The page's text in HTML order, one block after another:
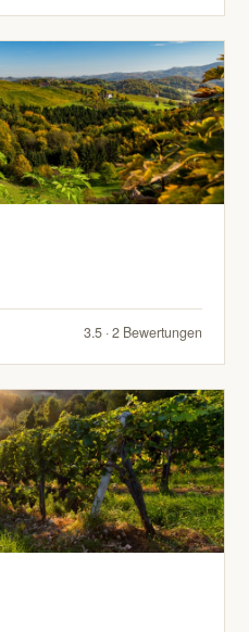
3.5 · 2 Bewertungen